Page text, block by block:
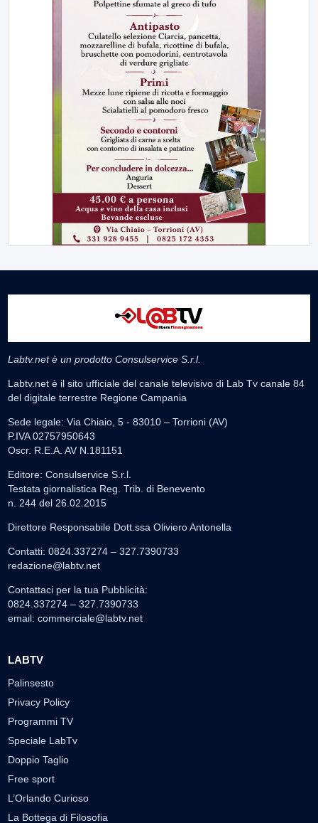
Labtv.net è un prodotto Consulservice S.r.l.
Labtv.net è il sito ufficiale del canale televisivo di Lab Tv canale 84
del digitale terrestre Regione Campania
Sede legale: Via Chiaio, 5 - 83010 – Torrioni (AV)
P.IVA 02757950643
Oscr. R.E.A. AV N.181151
Editore: Consulservice S.r.l.
Testata giornalistica Reg. Trib. di Benevento
n. 244 del 26.02.2015
Direttore Responsabile Dott.ssa Oliviero Antonella
Contatti: 0824.337274 – 327.7390733
redazione@labtv.net
Contattaci per la tua Pubblicità:
0824.337274 – 327.7390733
email: commerciale@labtv.net
LABTV
Palinsesto
Privacy Policy
Programmi TV
Speciale LabTv
Doppio Taglio
Free sport
L’Orlando Curioso
La Bottega di Filosofia